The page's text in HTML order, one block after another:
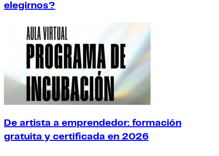
elegirnos?
De artista a emprendedor: formación
gratuita y certificada en 2026